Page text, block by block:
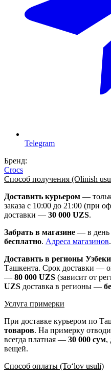
Telegram
Бренд:
Crocs
Способ получения (Olinish
Доставить курьером —
заказа с 10:00 до 21:00 (при
доставки — 30 000 UZS.
Забрать в магазине — в день
бесплатно. Адреса магазинов.
Доставить в регионы
Ташкента. Срок доставки —
— 80 000 UZS (зависит от
UZS доставка в регионы —
Услуга примерки
При доставке курьером по
товаров. На примерку
всегда платная — 30 000 сум,
вещей.
Способ оплаты (To‘lov usuli)